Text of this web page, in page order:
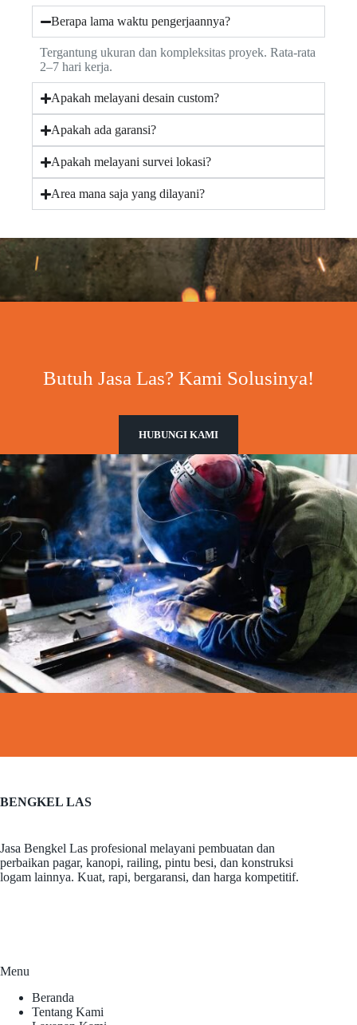
Berapa lama waktu pengerjaannya?
Tergantung ukuran dan kompleksitas proyek. Rata-rata
2–7 hari kerja.
Apakah melayani desain custom?
Apakah ada garansi?
Apakah melayani survei lokasi?
Area mana saja yang dilayani?
Butuh Jasa Las? Kami Solusinya!
HUBUNGI KAMI
BENGKEL LAS
Jasa Bengkel Las profesional melayani pembuatan dan
perbaikan pagar, kanopi, railing, pintu besi, dan konstruksi
logam lainnya. Kuat, rapi, bergaransi, dan harga kompetitif.
Menu
Beranda
Tentang Kami